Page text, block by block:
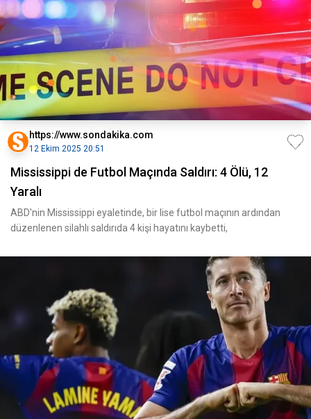
https://www.sondakika.com
12 Ekim 2025 20:51
Mississippi de Futbol Maçında Saldırı: 4 Ölü, 12
Yaralı
ABD'nin Mississippi eyaletinde, bir lise futbol maçının ardından
düzenlenen silahlı saldırıda 4 kişi hayatını kaybetti,